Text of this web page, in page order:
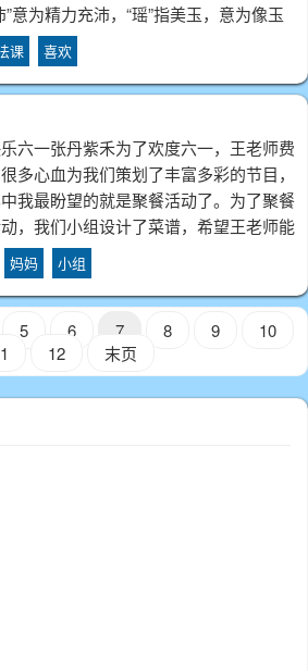
”意为精力充沛，“瑶”指美玉，意为像玉
晶莹剔透，纯洁无暇。由此可见，爸爸
希望我不管什么时候都精力充沛，做好
件事，并能像玉石一样纯洁
课 喜欢
六一张丹紫禾为了欢度六一，王老师费
多心血为我们策划了丰富多彩的节目，
我最盼望的就是聚餐活动了。为了聚餐
，我们小组设计了菜谱，希望王老师能
们小组里共同吃饭。早上的时间过得好
！一分一秒，终于到了中午11点。我等
门警卫室里，啊！都11点半了，妈妈怎
妈妈 小组
5 6 7 8 9
10
12 末页